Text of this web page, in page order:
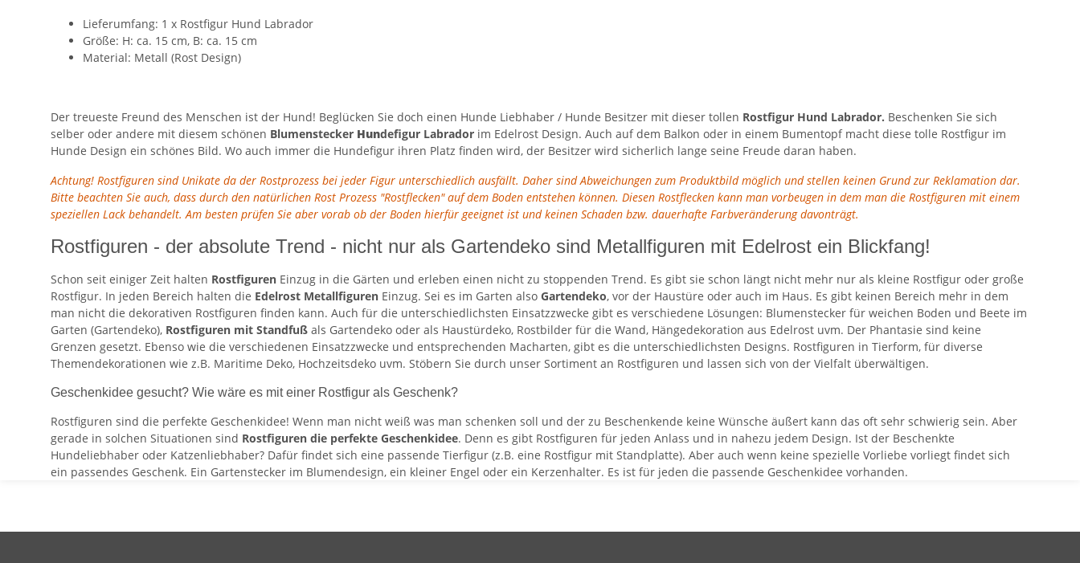
Lieferumfang: 1 x Rostfigur Hund Labrador
Größe: H: ca. 15 cm, B: ca. 15 cm
Material: Metall (Rost Design)
Der treueste Freund des Menschen ist der Hund! Beglücken Sie doch einen Hunde Liebhaber / Hunde Besitzer mit dieser tollen Rostfigur Hund Labrador. Beschenken Sie sich
selber oder andere mit diesem schönen Blumenstecker Hundefigur Labrador im Edelrost Design. Auch auf dem Balkon oder in einem Bumentopf macht diese tolle Rostfigur im
Hunde Design ein schönes Bild. Wo auch immer die Hundefigur ihren Platz finden wird, der Besitzer wird sicherlich lange seine Freude daran haben.
Achtung! Rostfiguren sind Unikate da der Rostprozess bei jeder Figur unterschiedlich ausfällt. Daher sind Abweichungen zum Produktbild möglich und stellen keinen Grund zur Reklamation dar.
Bitte beachten Sie auch, dass durch den natürlichen Rost Prozess "Rostflecken" auf dem Boden entstehen können. Diesen Rostflecken kann man vorbeugen in dem man die Rostfiguren mit einem
speziellen Lack behandelt. Am besten prüfen Sie aber vorab ob der Boden hierfür geeignet ist und keinen Schaden bzw. dauerhafte Farbveränderung davonträgt.
Rostfiguren - der absolute Trend - nicht nur als Gartendeko sind Metallfiguren mit Edelrost ein Blickfang!
Schon seit einiger Zeit halten Rostfiguren Einzug in die Gärten und erleben einen nicht zu stoppenden Trend. Es gibt sie schon längt nicht mehr nur als kleine Rostfigur oder große
Rostfigur. In jeden Bereich halten die Edelrost Metallfiguren Einzug. Sei es im Garten also Gartendeko, vor der Haustüre oder auch im Haus. Es gibt keinen Bereich mehr in dem
man nicht die dekorativen Rostfiguren finden kann. Auch für die unterschiedlichsten Einsatzzwecke gibt es verschiedene Lösungen: Blumenstecker für weichen Boden und Beete im
Garten (Gartendeko), Rostfiguren mit Standfuß als Gartendeko oder als Haustürdeko, Rostbilder für die Wand, Hängedekoration aus Edelrost uvm. Der Phantasie sind keine
Grenzen gesetzt. Ebenso wie die verschiedenen Einsatzzwecke und entsprechenden Macharten, gibt es die unterschiedlichsten Designs. Rostfiguren in Tierform, für diverse
Themendekorationen wie z.B. Maritime Deko, Hochzeitsdeko uvm. Stöbern Sie durch unser Sortiment an Rostfiguren und lassen sich von der Vielfalt überwältigen.
Geschenkidee gesucht? Wie wäre es mit einer Rostfigur als Geschenk?
Rostfiguren sind die perfekte Geschenkidee! Wenn man nicht weiß was man schenken soll und der zu Beschenkende keine Wünsche äußert kann das oft sehr schwierig sein. Aber
gerade in solchen Situationen sind Rostfiguren die perfekte Geschenkidee. Denn es gibt Rostfiguren für jeden Anlass und in nahezu jedem Design. Ist der Beschenkte
Hundeliebhaber oder Katzenliebhaber? Dafür findet sich eine passende Tierfigur (z.B. eine Rostfigur mit Standplatte). Aber auch wenn keine spezielle Vorliebe vorliegt findet sich
ein passendes Geschenk. Ein Gartenstecker im Blumendesign, ein kleiner Engel oder ein Kerzenhalter. Es ist für jeden die passende Geschenkidee vorhanden.